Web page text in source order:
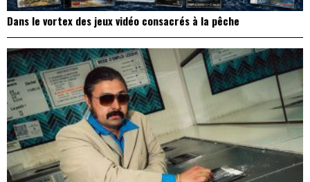
Dans le vortex des jeux vidéo consacrés à la pêche